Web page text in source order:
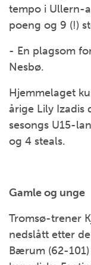
tempo i Ullern-
poeng og 9 (!)
- En plagsom
Nesbø.
Hjemmelaget
årige Lily Izadis
sesongs U15-
og 4 steals.
Gamle og unge
Tromsø-trener
nedslått etter
Bærum (62-